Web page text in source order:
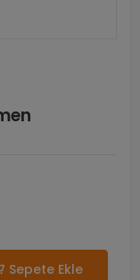
Sepete Ekle